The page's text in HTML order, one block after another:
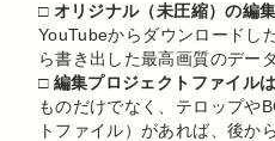
□ オリジナル（未圧縮）の編
YouTubeからダウンロードし
ら書き出した最高画質のデー
□ 編集プロジェクトファイル
ものだけでなく、テロップや
トファイル）があれば、後か